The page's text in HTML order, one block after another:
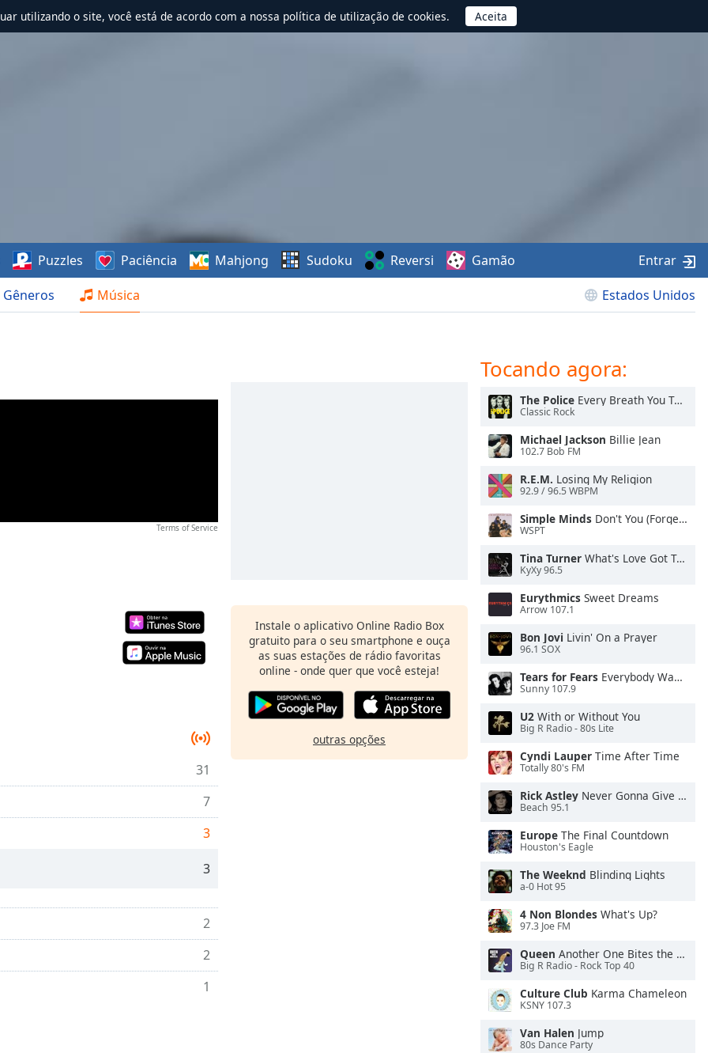
utilizando o site, você está de acordo com a nossa política de utilização de cookies.
Gêneros Música Estados Unidos
Puzzles Paciência Mahjong Sudoku Reversi Gamão Entrar
Terms of Service
31
7
3
3
2
2
1
Instale o aplicativo Online Radio Box
gratuito para o seu smartphone e ouça
as suas estações de rádio favoritas
online - onde quer que você esteja!
outras opções
Tocando agora:
The Police Every Breath You Take
Classic Rock
Michael Jackson Billie Jean
102.7 Bob FM
R.E.M. Losing My Religion
92.9 / 96.5 WBPM
Simple Minds Don't You (Forget About Me)
WSPT
Tina Turner What's Love Got To Do With It
KyXy 96.5
Eurythmics Sweet Dreams
Arrow 107.1
Bon Jovi Livin' On a Prayer
96.1 SOX
Tears for Fears Everybody Wants To Rule the World
Sunny 107.9
U2 With or Without You
Big R Radio - 80s Lite
Cyndi Lauper Time After Time
Totally 80's FM
Rick Astley Never Gonna Give You Up
Beach 95.1
Europe The Final Countdown
Houston's Eagle
The Weeknd Blinding Lights
a-0 Hot 95
4 Non Blondes What's Up?
97.3 Joe FM
Queen Another One Bites the Dust
Big R Radio - Rock Top 40
Culture Club Karma Chameleon
KSNY 107.3
Van Halen Jump
80s Dance Party